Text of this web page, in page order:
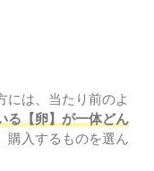
には、当たり前のよ
る【卵】が一体どん
購入するものを選ん